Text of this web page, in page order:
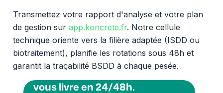
Transmettez votre rapport d'analyse et votre plan
de gestion sur app.koncrete.fr. Notre cellule
technique oriente vers la filière adaptée (ISDD ou
biotraitement), planifie les rotations sous 48h et
garantit la traçabilité BSDD à chaque pesée.
vous livre en 24/48h.